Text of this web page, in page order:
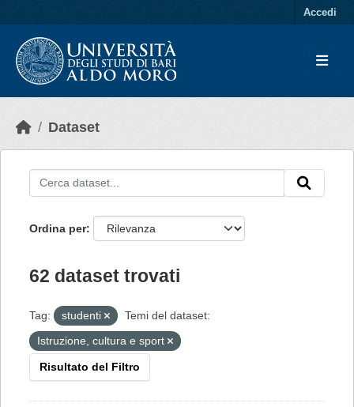
Accedi
Dataset
Ordina per
62 dataset trovati
Tag: studenti
Temi del dataset:
Istruzione, cultura e sport
Risultato del Filtro